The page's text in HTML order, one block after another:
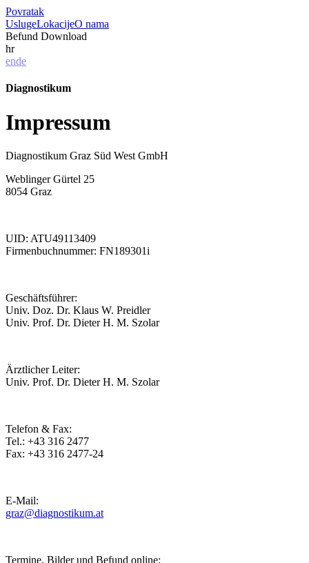
Povratak
UslugeLokacijeO nama
Befund Download
hr
ende
Diagnostikum
Impressum
Diagnostikum Graz Süd West GmbH
Weblinger Gürtel 25
8054 Graz
UID: ATU49113409
Firmenbuchnummer: FN189301i
Geschäftsführer:
Univ. Doz. Dr. Klaus W. Preidler
Univ. Prof. Dr. Dieter H. M. Szolar
Ärztlicher Leiter:
Univ. Prof. Dr. Dieter H. M. Szolar
Telefon & Fax:
Tel.: +43 316 2477
Fax: +43 316 2477-24
E-Mail:
graz@diagnostikum.at
Termine, Bilder und Befund online: